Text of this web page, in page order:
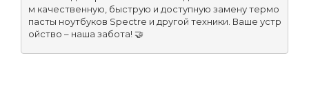
м качественную, быструю и доступную замену термо
пасты ноутбуков Spectre и другой техники. Ваше устр
ойство – наша забота! 🤝